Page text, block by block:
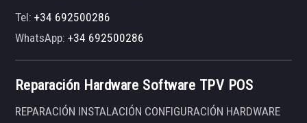
Tel:+34 692500286
WhatsApp:+34 692500286
Reparación Hardware Software TPV POS
REPARACIÓN INSTALACIÓN CONFIGURACIÓN HARDWARE